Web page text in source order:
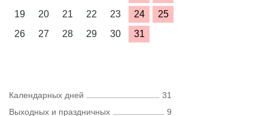
19
20 21 22 23 24
25
26
27 28 29 30 31
Календарных дней
31
Выходных и праздничных
9